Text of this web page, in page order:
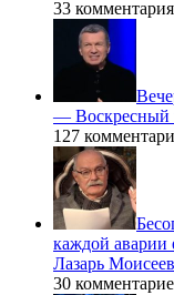
33 комментария
— Воскресный
127
каждой аварии
Лазарь
30